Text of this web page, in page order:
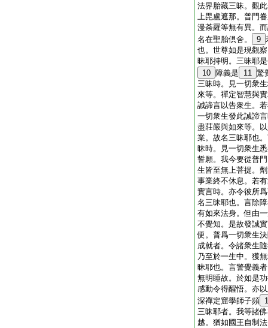
法界胎藏三昧。觀
上毘盧遮那。普門
漫荼羅等無有異。
名在聖胎倶舍。
9
也。世尊如是現觀
昧耶持明。三昧耶
10 障義是 11 驚
三昧時。見一切衆
來等。禪定智慧與
誠諦言以告衆生。
一切衆生發此誠諦
盡莊嚴與如來等。
業。故名三昧耶也
昧時。見一切衆生
誓願。我今要從普
生皆至無上菩提。
事業終不休息。若
實言時。亦令彼所
名三昧耶也。言除
有如來法身。但由
不覺知。是故發誠
便。普爲一切衆生
成就者。令諸衆生
乃至於一生中。獲
昧耶也。言警覺義
無明睡故。於如是
感動令得醒悟。亦
深禪定窟學師子頻
三昧耶者。我等諸
越。猶如國王自制